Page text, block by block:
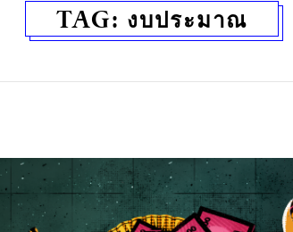
TAG: งบประมาณ